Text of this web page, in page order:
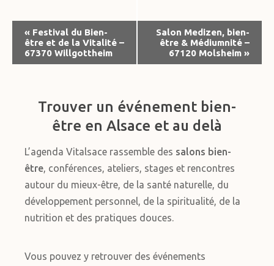
Navigation
Évènement
« Festival du Bien-
être et de la Vitalité –
67370 Willgottheim
Salon Medizen, bien-
être & Médiumnité –
67120 Molsheim »
Trouver un événement bien-
être en Alsace et au delà
L’agenda Vitalsace rassemble des salons bien-
être , conférences, ateliers, stages et rencontres
autour du mieux-être, de la santé naturelle, du
développement personnel, de la spiritualité, de la
nutrition et des pratiques douces.
Vous pouvez y retrouver des événements